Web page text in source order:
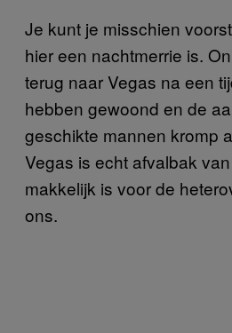
Je kunt je misschien
hier een nachtmerrie is.
terug naar Vegas na een
hebben gewoond en de
geschikte mannen kromp
Vegas is echt afvalbak
makkelijk is voor de
ons.